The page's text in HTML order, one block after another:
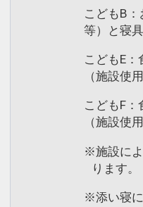
こどもB
等）と寝
こどもE
（施設使
こどもF
（施設使
※施設に
ります。
※添い寝